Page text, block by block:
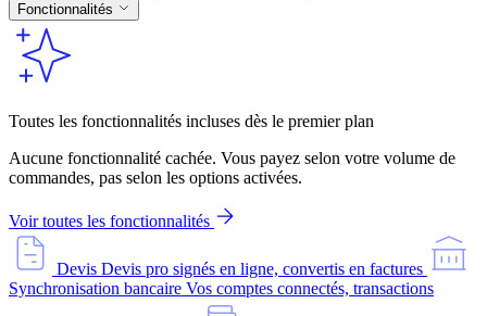
Fonctionnalités
Toutes les fonctionnalités incluses dès le premier plan
Aucune fonctionnalité cachée. Vous payez selon votre volume de
commandes, pas selon les options activées.
Voir toutes les fonctionnalités
Devis Devis pro signés en ligne, convertis en factures
Synchronisation bancaire Vos comptes connectés, transactions